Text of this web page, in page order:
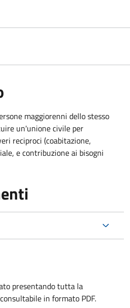
maggiorenni dello stesso
un'unione civile per
reciproci (coabitazione,
e contribuzione ai bisogni
presentando tutta la
in formato PDF.